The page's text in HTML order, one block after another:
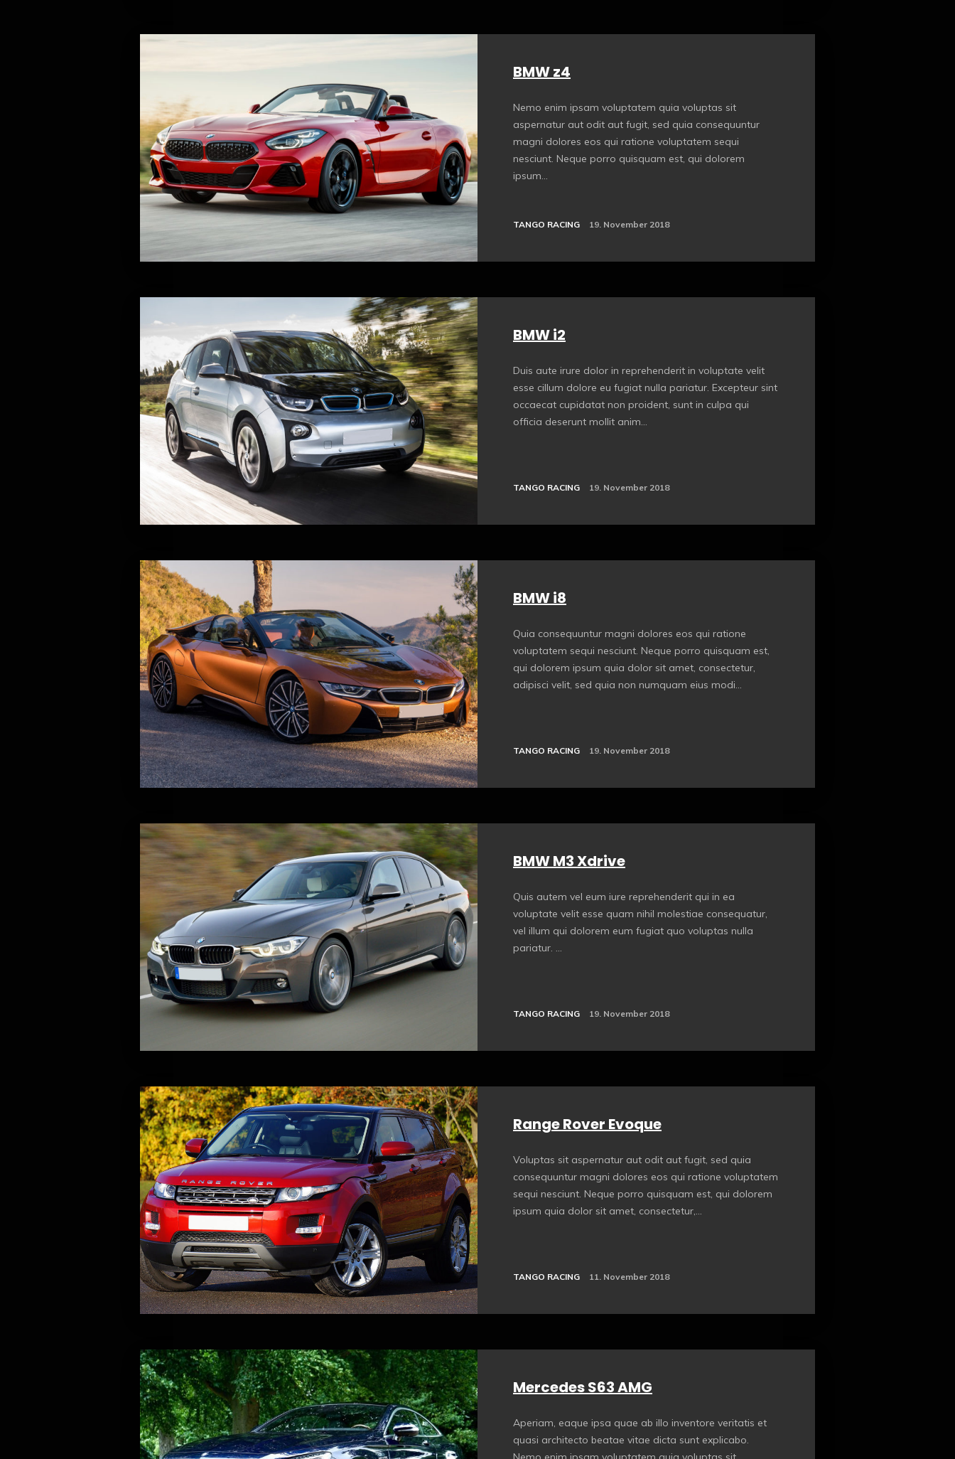
BMW z4
Nemo enim ipsam voluptatem quia voluptas sit
aspernatur aut odit aut fugit, sed quia consequuntur
magni dolores eos qui ratione voluptatem sequi
nesciunt. Neque porro quisquam est, qui dolorem
ipsum...
TANGO RACING 19. November 2018
BMW i2
Duis aute irure dolor in reprehenderit in voluptate velit
esse cillum dolore eu fugiat nulla pariatur. Excepteur sint
occaecat cupidatat non proident, sunt in culpa qui
officia deserunt mollit anim...
TANGO RACING 19. November 2018
BMW i8
Quia consequuntur magni dolores eos qui ratione
voluptatem sequi nesciunt. Neque porro quisquam est,
qui dolorem ipsum quia dolor sit amet, consectetur,
adipisci velit, sed quia non numquam eius modi...
TANGO RACING 19. November 2018
BMW M3 Xdrive
Quis autem vel eum iure reprehenderit qui in ea
voluptate velit esse quam nihil molestiae consequatur,
vel illum qui dolorem eum fugiat quo voluptas nulla
pariatur. ...
TANGO RACING 19. November 2018
Range Rover Evoque
Voluptas sit aspernatur aut odit aut fugit, sed quia
consequuntur magni dolores eos qui ratione voluptatem
sequi nesciunt. Neque porro quisquam est, qui dolorem
ipsum quia dolor sit amet, consectetur,...
TANGO RACING 11. November 2018
Mercedes S63 AMG
Aperiam, eaque ipsa quae ab illo inventore veritatis et
quasi architecto beatae vitae dicta sunt explicabo.